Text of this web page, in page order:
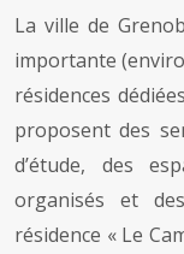
La ville de
importante
résidences
proposent des
d’étude, des
organisés et
résidence « Le